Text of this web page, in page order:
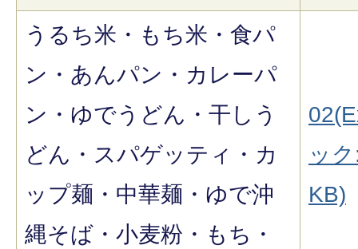
うるち米・もち米・食パ
ン・あんパン・カレーパ
ン・ゆでうどん・干しう
どん・スパゲッティ・カ
ップ麺・中華麺・ゆで沖
縄そば・小麦粉・もち・
ッ
KB)